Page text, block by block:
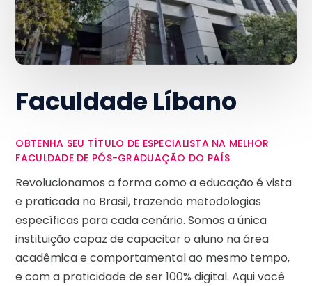
Faculdade Líbano
OBTENHA SEU TÍTULO DE ESPECIALISTA NA MELHOR
FACULDADE DE PÓS-GRADUAÇÃO DO PAÍS
Revolucionamos a forma como a educação é vista
e praticada no Brasil, trazendo metodologias
específicas para cada cenário. Somos a única
instituição capaz de capacitar o aluno na área
acadêmica e comportamental ao mesmo tempo,
e com a praticidade de ser 100% digital. Aqui você